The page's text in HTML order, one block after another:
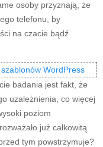
osoby przyznają, że
telefonu, by
na czacie bądź
WordPress
badania jest fakt, że
uzależnienia, co więcej
poziom
już całkowitą
tym powstrzymuje?